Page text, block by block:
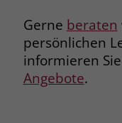
Gerne beraten
persönlichen
informieren
Angebote.
Anbieter
Laufzeit 1
Laufzeit
Zweck
um